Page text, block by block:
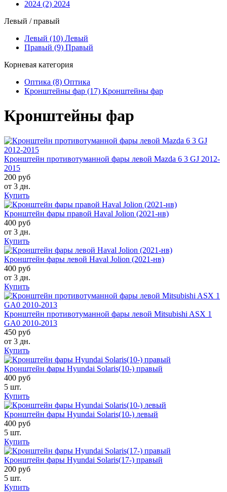
2024 (2) 2024
Левый / правый
Левый (10) Левый
Правый (9) Правый
Корневая категория
Оптика (8) Оптика
Кронштейны фар (17) Кронштейны фар
Кронштейны фар
Кронштейн противотуманной фары левой Mazda 6 3 GJ 2012-
2015
200 руб
от 3 дн.
Купить
Кронштейн фары правой Haval Jolion (2021-нв)
400 руб
от 3 дн.
Купить
Кронштейн фары левой Haval Jolion (2021-нв)
400 руб
от 3 дн.
Купить
Кронштейн противотуманной фары левой Mitsubishi ASX 1
GA0 2010-2013
450 руб
от 3 дн.
Купить
Кронштейн фары Hyundai Solaris(10-) правый
400 руб
5 шт.
Купить
Кронштейн фары Hyundai Solaris(10-) левый
400 руб
5 шт.
Купить
Кронштейн фары Hyundai Solaris(17-) правый
200 руб
5 шт.
Купить